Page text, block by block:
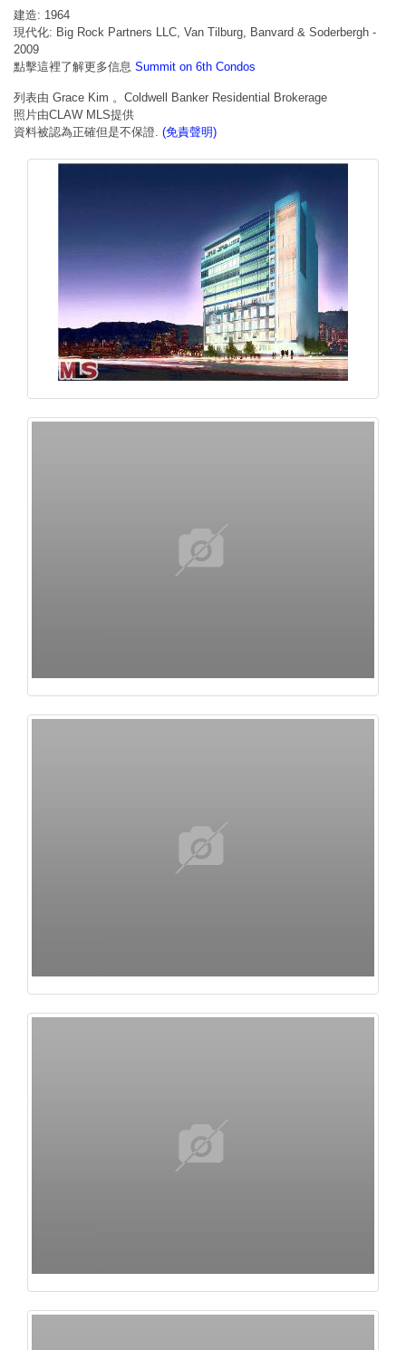
建造: 1964
現代化: Big Rock Partners LLC, Van Tilburg, Banvard & Soderbergh -
2009
點擊這裡了解更多信息 Summit on 6th Condos
列表由 Grace Kim 。Coldwell Banker Residential Brokerage
照片由CLAW MLS提供
資料被認為正確但是不保證. (免責聲明)